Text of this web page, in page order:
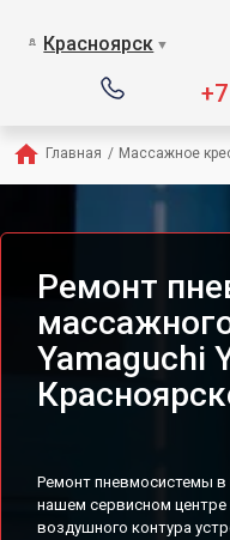
Красноярск ▼
Главная / Массажное
Ремонт
Yamaguchi
Ремонт пневмосистемы
нашем сервисном центре
воздушного контура